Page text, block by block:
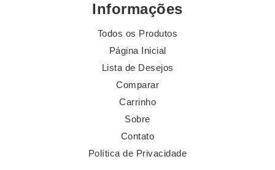
Informações
Todos os Produtos
Página Inicial
Lista de Desejos
Comparar
Carrinho
Sobre
Contato
Política de Privacidade